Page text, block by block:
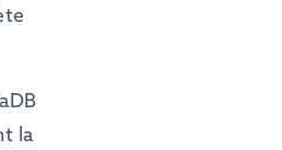
la